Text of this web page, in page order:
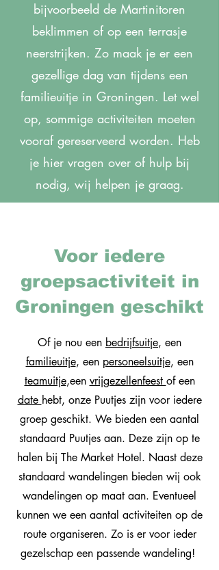
bijvoorbeeld de Martinitoren
beklimmen of op een terrasje
neerstrijken. Zo maak je er een
gezellige dag van tijdens een
familieuitje in Groningen. Let wel
op, sommige activiteiten moeten
vooraf gereserveerd worden. Heb
je hier vragen over of hulp bij
nodig, wij helpen je graag.
Voor iedere
groepsactiviteit in
Groningen geschikt
Of je nou een bedrijfsuitje, een
familieuitje, een personeelsuitje, een
teamuitje,een vrijgezellenfeest of een
date hebt, onze Puutjes zijn voor iedere
groep geschikt. We bieden een aantal
standaard Puutjes aan. Deze zijn op te
halen bij The Market Hotel. Naast deze
standaard wandelingen bieden wij ook
wandelingen op maat aan. Eventueel
kunnen we een aantal activiteiten op de
route organiseren. Zo is er voor ieder
gezelschap een passende wandeling!